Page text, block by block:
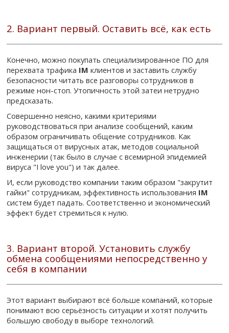
2. Вариант первый. Оставить всё, как есть
Конечно, можно покупать специализированное ПО для
перехвата трафика IM клиентов и заставить службу
безопасности читать все разговоры сотрудников в
режиме нон-стоп. Утопичность этой затеи нетрудно
предсказать.
Совершенно неясно, какими критериями
руководствоваться при анализе сообщений, каким
образом ограничивать общение сотрудников. Как
защищаться от вирусных атак, методов социальной
инженерии (так было в случае с всемирной эпидемией
вируса "I love you") и так далее.
И, если руководство компании таким образом "закрутит
гайки" сотрудникам, эффективность использования IM
систем будет падать. Соответственно и экономический
эффект будет стремиться к нулю.
3. Вариант второй. Установить службу
обмена сообщениями непосредственно у
себя в компании
Этот вариант выбирают всё больше компаний, которые
понимают всю серьёзность ситуации и хотят получить
большую свободу в выборе технологий.